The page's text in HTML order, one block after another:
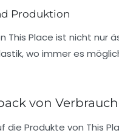
Produktion
This Place ist nicht
wo immer es
von
die Produkte von This